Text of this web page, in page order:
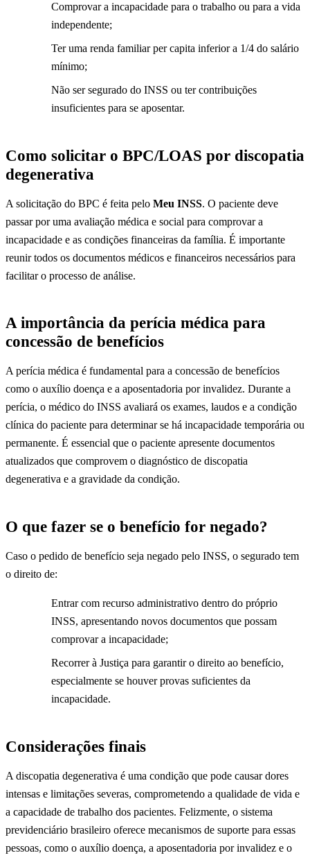
Comprovar a incapacidade para o trabalho ou para a vida
independente;
Ter uma renda familiar per capita inferior a 1/4 do salário
mínimo;
Não ser segurado do INSS ou ter contribuições
insuficientes para se aposentar.
Como solicitar o BPC/LOAS por discopatia
degenerativa
A solicitação do BPC é feita pelo Meu INSS. O paciente deve
passar por uma avaliação médica e social para comprovar a
incapacidade e as condições financeiras da família. É importante
reunir todos os documentos médicos e financeiros necessários para
facilitar o processo de análise.
A importância da perícia médica para
concessão de benefícios
A perícia médica é fundamental para a concessão de benefícios
como o auxílio doença e a aposentadoria por invalidez. Durante a
perícia, o médico do INSS avaliará os exames, laudos e a condição
clínica do paciente para determinar se há incapacidade temporária ou
permanente. É essencial que o paciente apresente documentos
atualizados que comprovem o diagnóstico de discopatia
degenerativa e a gravidade da condição.
O que fazer se o benefício for negado?
Caso o pedido de benefício seja negado pelo INSS, o segurado tem
o direito de:
Entrar com recurso administrativo dentro do próprio
INSS, apresentando novos documentos que possam
comprovar a incapacidade;
Recorrer à Justiça para garantir o direito ao benefício,
especialmente se houver provas suficientes da
incapacidade.
Considerações finais
A discopatia degenerativa é uma condição que pode causar dores
intensas e limitações severas, comprometendo a qualidade de vida e
a capacidade de trabalho dos pacientes. Felizmente, o sistema
previdenciário brasileiro oferece mecanismos de suporte para essas
pessoas, como o auxílio doença, a aposentadoria por invalidez e o